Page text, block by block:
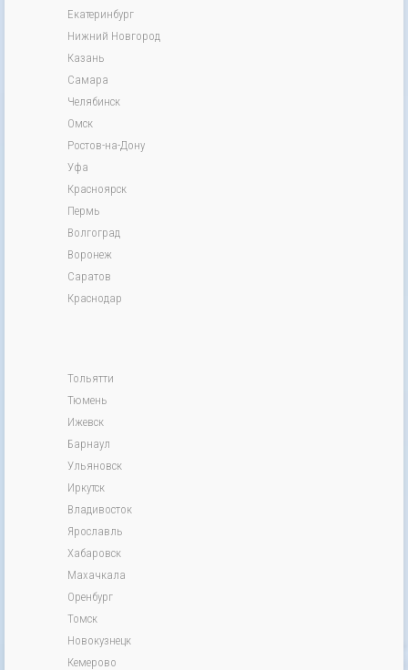
Екатеринбург
Нижний Новгород
Казань
Самара
Челябинск
Омск
Ростов-на-Дону
Уфа
Красноярск
Пермь
Волгоград
Воронеж
Саратов
Краснодар
Тольятти
Тюмень
Ижевск
Барнаул
Ульяновск
Иркутск
Владивосток
Ярославль
Хабаровск
Махачкала
Оренбург
Томск
Новокузнецк
Кемерово